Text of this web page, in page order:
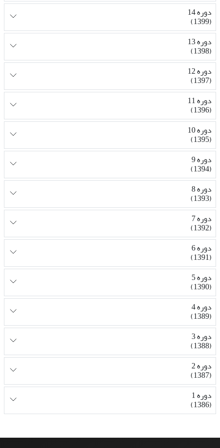
دوره 14
(1399)
دوره 13
(1398)
دوره 12
(1397)
دوره 11
(1396)
دوره 10
(1395)
دوره 9
(1394)
دوره 8
(1393)
دوره 7
(1392)
دوره 6
(1391)
دوره 5
(1390)
دوره 4
(1389)
دوره 3
(1388)
دوره 2
(1387)
دوره 1
(1386)